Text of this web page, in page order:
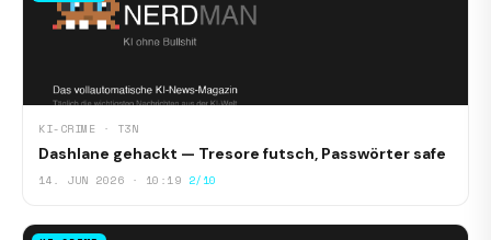
KI-CRIME · T3N
Dashlane gehackt — Tresore futsch, Passwörter safe
14. JUN 2026 · 10:19 2/10